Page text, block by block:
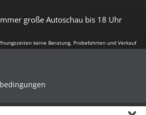
große Autoschau bis 18 Uhr
keine Beratung, Probefahrten und Verkauf